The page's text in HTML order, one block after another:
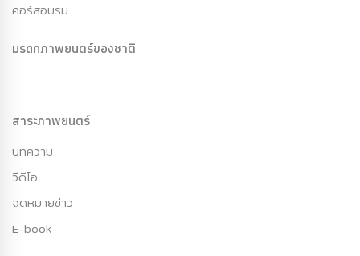
คอร์สอบรม
มรดกภาพยนตร์ของชาติ
สาระภาพยนตร์
บทความ
วีดีโอ
จดหมายข่าว
E-book